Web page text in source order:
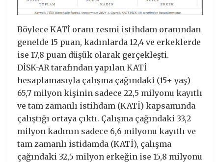
Böylece KATİ oranı resmi istihdam oranından
genelde 15 puan, kadınlarda 12,4 ve erkeklerde
ise 17,8 puan düşük olarak gerçekleşti.
DİSK-AR tarafından yapılan KATİ
hesaplamasıyla çalışma çağındaki (15+ yaş)
65,7 milyon kişinin sadece 22,5 milyonu kayıtlı
ve tam zamanlı istihdam (KATİ) kapsamında
çalıştığı ortaya çıktı. Çalışma çağındaki 33,2
milyon kadının sadece 6,6 milyonu kayıtlı ve
tam zamanlı istidamda (KATİ), çalışma
çağındaki 32,5 milyon erkeğin ise 15,8 milyonu